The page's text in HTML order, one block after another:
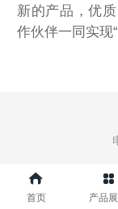
新的产品，优
作伙伴一同实现
首页 产品